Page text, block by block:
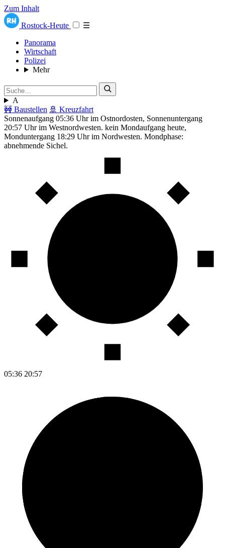
Zum Inhalt
Rostock-Heute
☰
Panorama
Wirtschaft
Polizei
Mehr
A
🚧 Baustellen 🚢 Kreuzfahrt
Sonnenaufgang 05:36 Uhr im Ostnordosten, Sonnenuntergang
20:57 Uhr im Westnordwesten. kein Mondaufgang heute,
Monduntergang 18:29 Uhr im Nordwesten. Mondphase:
abnehmende Sichel.
05:36 20:57